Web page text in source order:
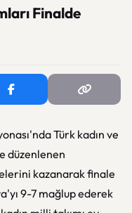
Finalde
Türk kadın ve
düzenlenen
kazanarak finale
9-7 mağlup ederek